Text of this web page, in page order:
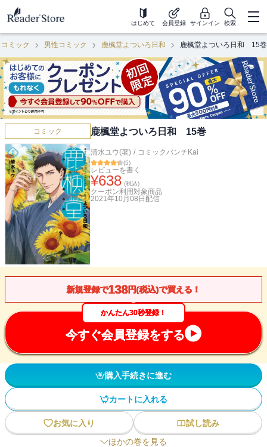
はじめて 会員登録 サインイン 検索
コミック 男性コミック 鹿楓堂よついろ日和 鹿楓堂よついろ日和 15巻
コミック 鹿楓堂よついろ日和 15巻
清水ユウ(著) / コミックバンチKai
(5)
レビューを書く
¥638 (税込)
クーポン利用対象商品
2021年10月08日 配信
新規登録で138円(税込)で買える！
かんたん30秒登録！
今すぐ会員登録をする
購入手続きに進む
カートに入れる
お気に入り
試し読み
ほかの巻を見る